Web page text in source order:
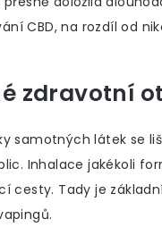
CBD, na rozdíl od
zdravotní
samotných látek se
Inhalace jakékoli
cesty. Tady je